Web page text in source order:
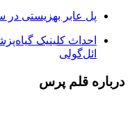
پل عابر بهزیستی
احداث کلینیک
ائل‌گولی
درباره قلم پرس